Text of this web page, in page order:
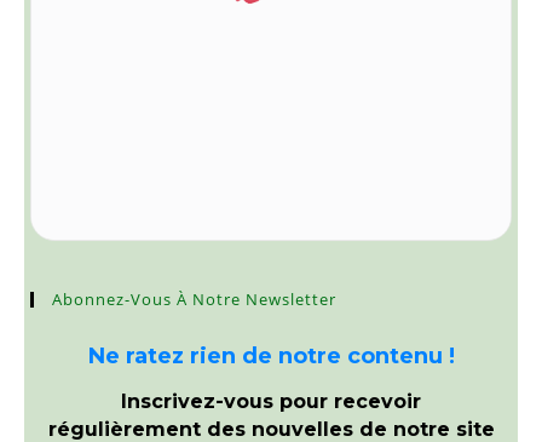
Abonnez-Vous À Notre Newsletter
Ne ratez rien de notre contenu !
Inscrivez-vous pour recevoir
régulièrement des nouvelles de notre site